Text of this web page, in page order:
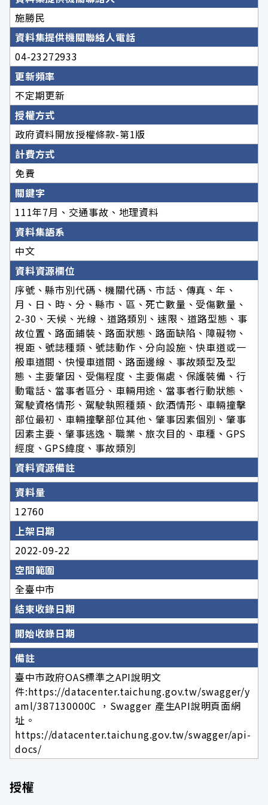
施勝民
資料集提供機關聯絡人電話
04-23272933
更新頻率
不定期更新
授權方式
政府資料開放授權條款-第1版
計費方式
免費
關鍵字
111年7月、交通事故、地理資料
資料集語系
中文
資料資源欄位
序號、縣市別代碼、機關代碼、市話、傳真、年、
月、日、時、分、縣市、區、死亡數量、受傷數量、
2-30、天候、光線、道路類別、速限、道路型態、事
故位置、路面鋪裝、路面狀態、路面缺陷、障礙物、
視距、號誌種類、號誌動作、分向設施、快車道或一
般車道間、快慢車道間、路面邊線、事故類型及型
態、主要肇因、受傷程度、主要傷處、保護裝備、行
動電話、當事者區分、車輛用途、當事者行動狀態、
駕駛資格情形、駕駛執照種類、飲酒情形、車輛撞擊
部位最初、車輛撞擊部位其他、肇事因素個別、肇事
因素主要、肇事逃逸、職業、旅次目的、車種、GPS
經度、GPS緯度、事故類別
資料資源備註
資料量
12760
上架日期
2022-09-22
空間範圍
全臺中市
結束收錄日期
開始收錄日期
備註
臺中市政府OAS標準之API說明文
件:https://datacenter.taichung.gov.tw/swagger/y
aml/387130000C ，Swagger 產生API說明頁面網
址。
https://datacenter.taichung.gov.tw/swagger/api-
docs/
授權